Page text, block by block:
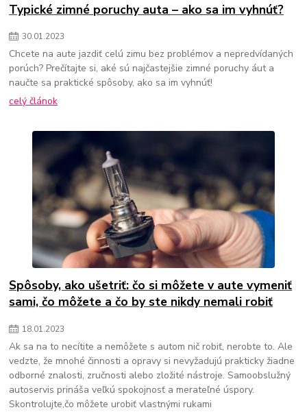
Typické zimné poruchy auta – ako sa im vyhnúť?
30.01.2023
Chcete na aute jazdiť celú zimu bez problémov a nepredvídaných
porúch? Prečítajte si, aké sú najčastejšie zimné poruchy áut a
naučte sa praktické spôsoby, ako sa im vyhnúť!
celý článok
Spôsoby, ako ušetriť: čo si môžete v aute vymeniť
sami, čo môžete a čo by ste nikdy nemali robiť
18.01.2023
Ak sa na to necítite a nemôžete s autom nič robiť, nerobte to. Ale
vedzte, že mnohé činnosti a opravy si nevyžadujú prakticky žiadne
odborné znalosti, zručnosti alebo zložité nástroje. Samoobslužný
autoservis prináša veľkú spokojnosť a merateľné úspory.
Skontrolujte,čo môžete urobiť vlastnými rukami